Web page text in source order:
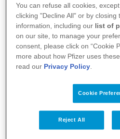
We moeten, en kunnen,
vergeten. Het is niet weg,
hoogrisicopatiënten zoals 60-
ernstige ziekte zoals kanker
afweerstoornissen.2Maar "de
corona informeert is
You can refuse all cookies,
clicking "Decline All" or by closing
information, including our list of
on our site, to manage your
consent, please click on “Cookie
more about how Pfizer uses
read our Privacy Policy.
Cookie
Reject All